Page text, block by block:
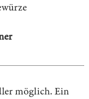
möglich. Ein